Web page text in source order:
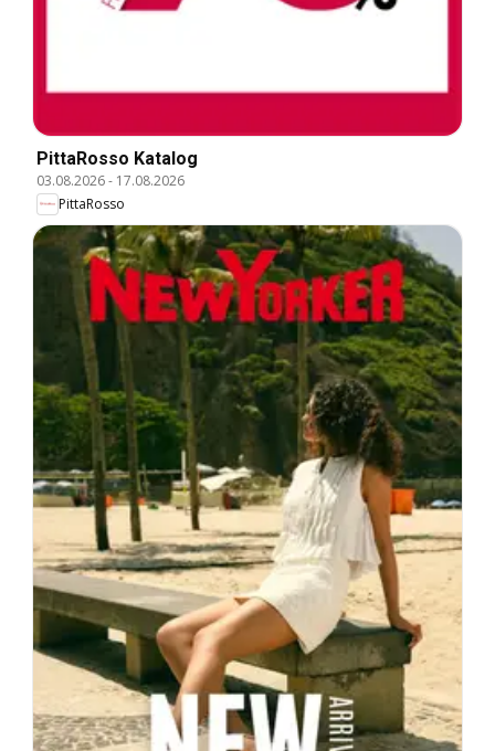
PittaRosso Katalog
03.08.2026- 17.08.2026
PittaRosso